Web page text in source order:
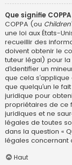
Que signifie
COPPA (ou
une loi aux États-
recueillir des
doivent obtenir le
tuteur légal) pour
d’identifier un
que cela
que quelqu’un le
juridique pour
propriétaires de ce
juridiques et ne
légales de toutes
dans la question «
légales concernant
Haut